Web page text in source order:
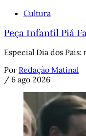
Cultura
Peça Infantil Piá
Especial Dia dos Pais:
Por Redação Matinal
/ 6 ago 2026